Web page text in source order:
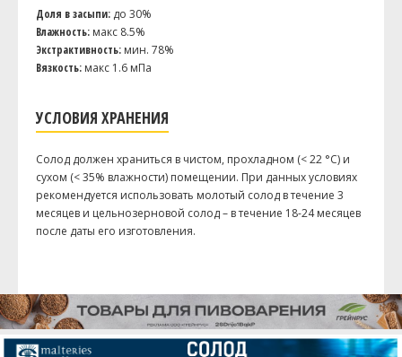
Доля в засыпи: до 30%
Влажность: макс 8.5%
Экстрактивность: мин. 78%
Вязкость: макс 1.6 мПа
УСЛОВИЯ ХРАНЕНИЯ
Солод должен храниться в чистом, прохладном (< 22 °C) и
сухом (< 35% влажности) помещении. При данных условиях
рекомендуется использовать молотый солод в течение 3
месяцев и цельнозерновой солод – в течение 18-24 месяцев
после даты его изготовления.